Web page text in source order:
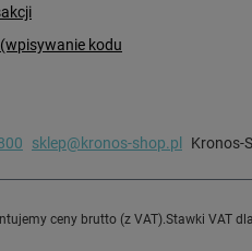
kodu
sklep@kronos-shop.pl Kronos-
ceny brutto (z VAT). Stawki VAT